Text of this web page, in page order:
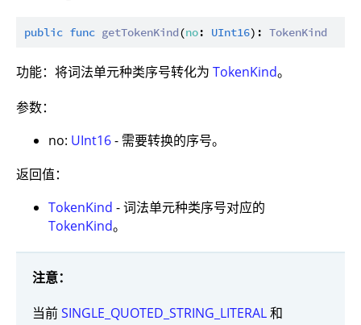
public func getTokenKind(no: UInt16): TokenKind
功能：将词法单元种类序号转化为 TokenKind。
参数：
no: UInt16- 需要转换的序号。
返回值：
TokenKind - 词法单元种类序号对应的
TokenKind。
注意：
当前SINGLE_QUOTED_STRING_LITERAL和